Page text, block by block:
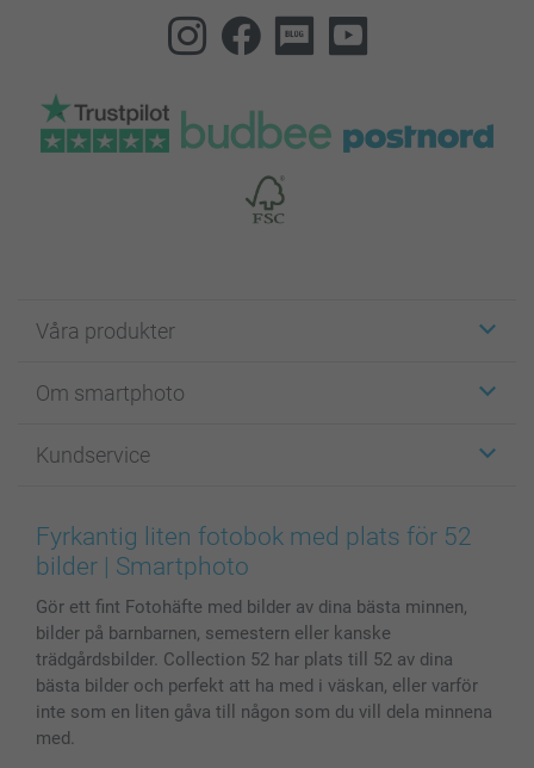
Våra produkter
Fotokort
Fotoböcker
Bilder, Fotoförstoring & Fotohäften
Skal till Mobil & Surfplatta
Fotoalmanackor & Fotoagenda
Fotoramar & Tillbehör
Presentkort
Alla fotoprodukter
Om smartphoto
För affiliates
Cookie Policy
Sitemap
Investor Relations
Kundservice
smartgaranti
smartbonus
Status på beställningar
Fyrkantig liten fotobok med plats för 52
bilder | Smartphoto
Gör ett fint Fotohäfte med bilder av dina bästa minnen,
bilder på barnbarnen, semestern eller kanske
trädgårdsbilder. Collection 52 har plats till 52 av dina
bästa bilder och perfekt att ha med i väskan, eller varför
inte som en liten gåva till någon som du vill dela minnena
med.